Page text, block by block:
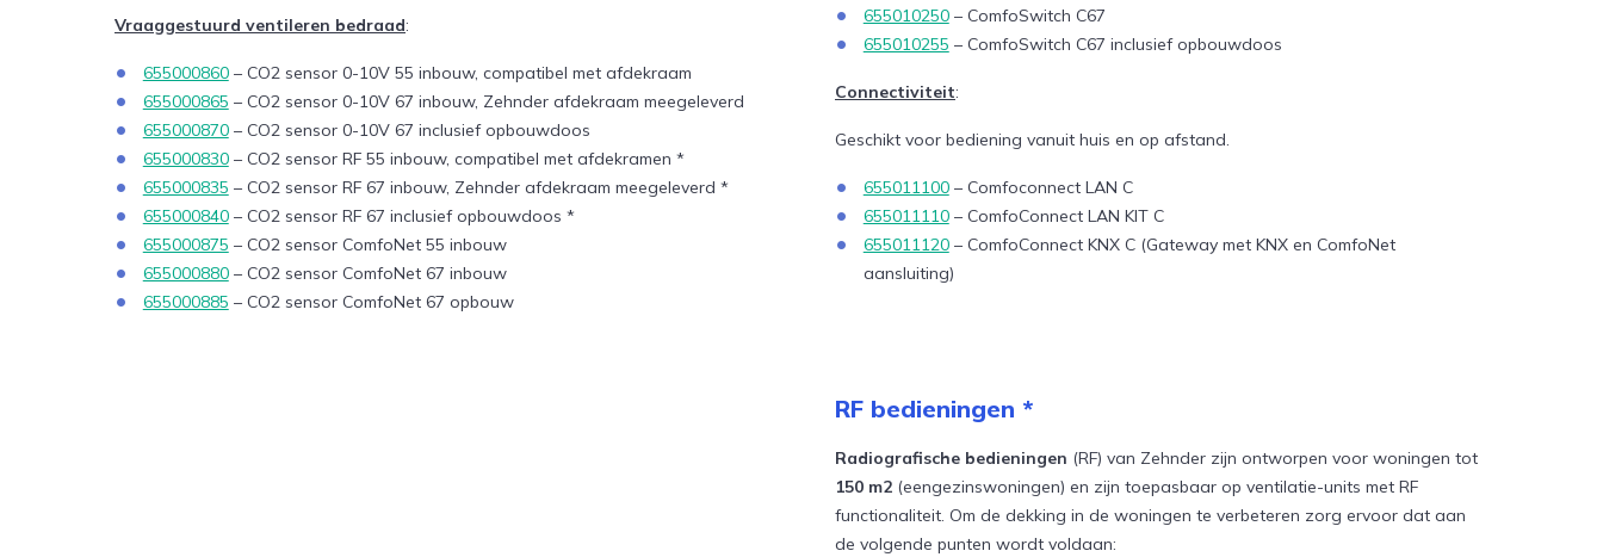
Vraaggestuurd ventileren bedraad:
655000860– CO2 sensor 0-10V 55 inbouw, compatibel met afdekraam
655000865 – CO2 sensor 0-10V 67 inbouw, Zehnder afdekraam meegeleverd
655000870– CO2 sensor 0-10V 67 inclusief opbouwdoos
655000830– CO2 sensor RF 55 inbouw, compatibel met afdekramen *
655000835 – CO2 sensor RF 67 inbouw, Zehnder afdekraam meegeleverd *
655000840– CO2 sensor RF 67 inclusief opbouwdoos *
655000875 – CO2 sensor ComfoNet 55 inbouw
655000880– CO2 sensor ComfoNet 67 inbouw
655000885 – CO2 sensor ComfoNet 67 opbouw
655010250– ComfoSwitch C67
655010255 – ComfoSwitch C67 inclusief opbouwdoos
Connectiviteit:
Geschikt voor bediening vanuit huis en op afstand.
655011100– Comfoconnect LAN C
655011110– ComfoConnect LAN KIT C
655011120– ComfoConnect KNX C (Gateway met KNX en ComfoNet
aansluiting)
RF bedieningen *
Radiografische bedieningen (RF) van Zehnder zijn ontworpen voor woningen tot
150 m2 (eengezinswoningen) en zijn toepasbaar op ventilatie-units met RF
functionaliteit. Om de dekking in de woningen te verbeteren zorg ervoor dat aan
de volgende punten wordt voldaan: